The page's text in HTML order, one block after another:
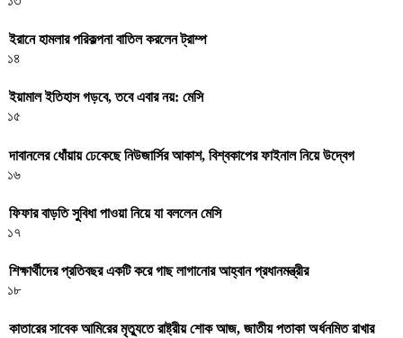
ইরানে হামলার পরিকল্পনা বাতিল করলেন ট্রাম্প
১৪
ইয়ামাল ইতিহাস গড়বে, তবে এবার নয়: মেসি
১৫
দাবানলের ধোঁয়ায় ঢেকেছে নিউজার্সির আকাশ, বিশ্বকাপের ফাইনাল নিয়ে উদ্বেগ
১৬
ফিফার বাড়তি সুবিধা পাওয়া নিয়ে যা বললেন মেসি
১৭
শিক্ষার্থীদের প্রতিবছর একটি করে গাছ লাগানোর আহ্বান প্রধানমন্ত্রীর
১৮
কাতারের সাবেক আমিরের মৃত্যুতে রাষ্ট্রীয় শোক আজ, জাতীয় পতাকা অর্ধনমিত রাখার